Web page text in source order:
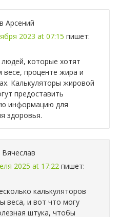
Арсений
2023 at 07:15 пишет:
которые хотят
проценте жира и
Калькуляторы жировой
предоставить
информацию для
здоровья.
2025 at 17:22 пишет:
калькуляторов
веса, и вот что могу
штука, чтобы